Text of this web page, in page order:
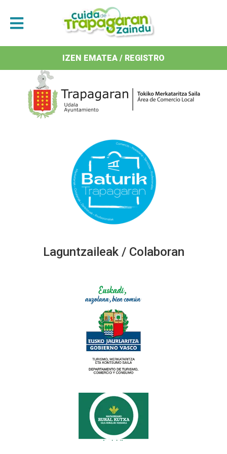
Antolatzaileak / Organizan
Laguntzaileak / Colaboran
IZEN EMATEA / REGISTRO